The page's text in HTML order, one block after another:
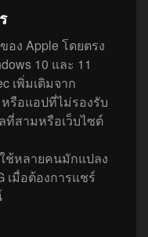
ง Apple โดยตรง
10 และ 11
เพิ่มเติมจาก
หรือแอปที่ไม่รองรับ
ที่สามหรือเว็บไซต์
ช้หลายคนมักแปลง
เมื่อต้องการแชร์